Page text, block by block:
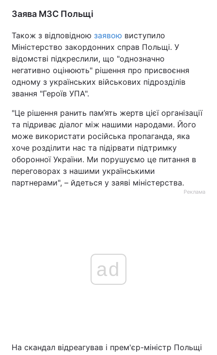
Заява МЗС Польщі
Також з відповідною заявою виступило
Міністерство закордонних справ Польщі. У
відомстві підкреслили, що "однозначно
негативно оцінюють" рішення про присвоєння
одному з українських військових підрозділів
звання "Героїв УПА".
"Це рішення ранить пам’ять жертв цієї організації
та підриває діалог між нашими народами. Його
може використати російська пропаганда, яка
хоче розділити нас та підірвати підтримку
оборонної України. Ми порушуємо це питання в
переговорах з нашими українськими
партнерами", – йдеться у заяві міністерства.
Реклама
ad
На скандал відреагував і прем'єр-міністр Польщі